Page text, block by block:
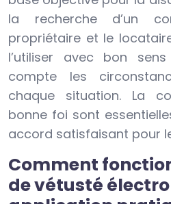
la recherche d’un
propriétaire et le
l’utiliser avec bon
compte les
chaque situation. La
bonne foi sont
accord satisfaisant pour
Comment
de vétusté